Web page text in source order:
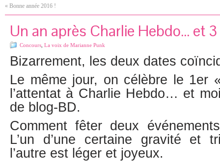
« Bonne année 2016 !
Un an après Charlie Hebdo… et
Concours La voix de Marianne Punk
Bizarrement, les deux dates
Le même jour, on célèbre le 1er
l’attentat à Charlie Hebdo… et
de blog-BD.
Comment fêter deux
L’un d’une certaine gravité et
l’autre est léger et joyeux.